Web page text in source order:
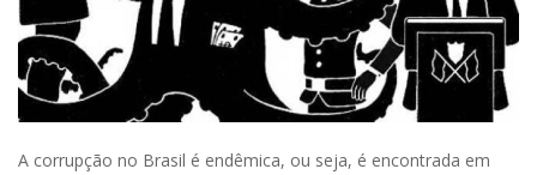
A corrupção no Brasil é endêmica, ou seja, é encontrada em